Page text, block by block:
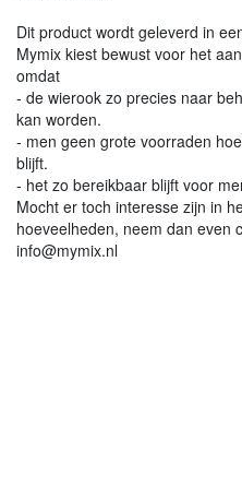
Dit product wordt geleverd in
Mymix kiest bewust voor het
omdat
- de wierook zo precies naar
kan worden.
- men geen grote voorraden
blijft.
- het zo bereikbaar blijft voor
Mocht er toch interesse zijn in
hoeveelheden, neem dan even
info@mymix.nl